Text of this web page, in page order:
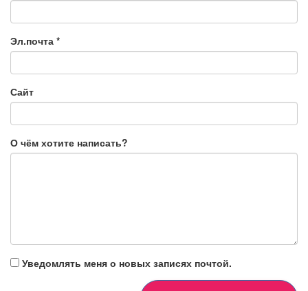
Эл.почта *
Сайт
О чём хотите написать?
Уведомлять меня о новых записях почтой.